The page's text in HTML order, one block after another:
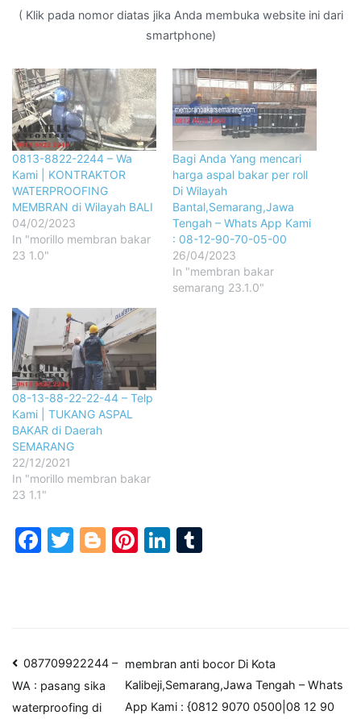
( Klik pada nomor diatas jika Anda membuka website ini dari
smartphone)
0813-8822-2244 – Wa
Kami | KONTRAKTOR
WATERPROOFING
MEMBRAN di Wilayah BALI
04/02/2023
In "morillo membran bakar
23 1.0"
Bagi Anda Yang mencari
harga aspal bakar per roll
Di Wilayah
Bantal,Semarang,Jawa
Tengah – Whats App Kami
: 08-12-90-70-05-00
26/04/2023
In "membran bakar
semarang 23.1.0"
08-13-88-22-22-44 – Telp
Kami | TUKANG ASPAL
BAKAR di Daerah
SEMARANG
22/12/2021
In "morillo membran bakar
23 1.1"
Facebook
Twitter
Blogger
Pinterest
LinkedIn
Post
navigation
087709922244 –
WA : pasang sika
waterproofing di
membran anti bocor Di Kota
Kalibeji,Semarang,Jawa Tengah – Whats
App Kami : {0812 9070 0500|08 12 90